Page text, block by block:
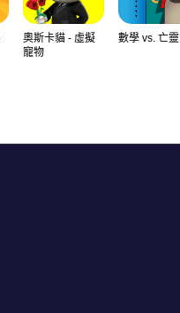
奧斯卡貓 - 虛擬
寵物
數學 vs. 亡靈